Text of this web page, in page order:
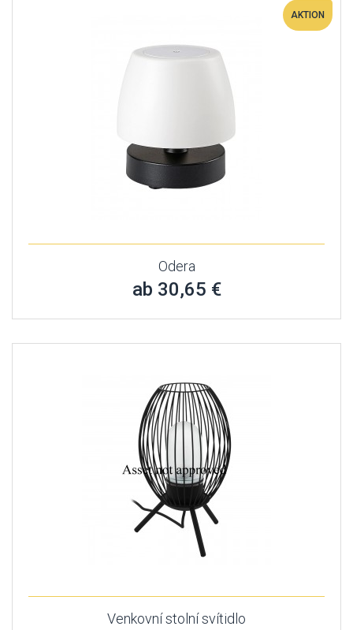
AKTION
Odera
ab 30,65 €
Venkovní stolní svítidlo